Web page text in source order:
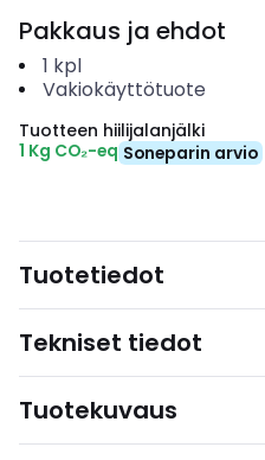
Pakkaus ja ehdot
1 kpl
Vakiokäyttötuote
Tuotteen hiilijalanjälki
1 Kg CO₂-eq Soneparin arvio
Tuotetiedot
Tekniset tiedot
Tuotekuvaus